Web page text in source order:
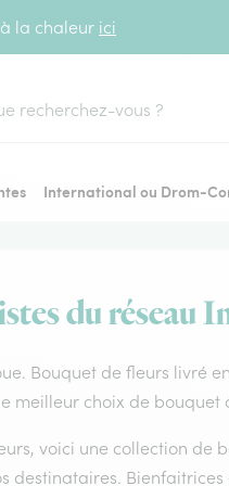
la chaleur ici
International ou Drom-
du réseau
Bouquet de fleurs livré
meilleur choix de bouquet
voici une collection de
destinataires.